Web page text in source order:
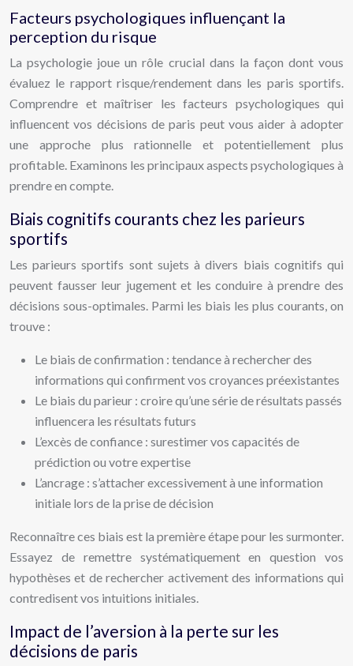
Facteurs psychologiques influençant la
perception du risque
La psychologie joue un rôle crucial dans la façon dont vous
évaluez le rapport risque/rendement dans les paris sportifs.
Comprendre et maîtriser les facteurs psychologiques qui
influencent vos décisions de paris peut vous aider à adopter
une approche plus rationnelle et potentiellement plus
profitable. Examinons les principaux aspects psychologiques à
prendre en compte.
Biais cognitifs courants chez les parieurs
sportifs
Les parieurs sportifs sont sujets à divers biais cognitifs qui
peuvent fausser leur jugement et les conduire à prendre des
décisions sous-optimales. Parmi les biais les plus courants, on
trouve :
Le biais de confirmation : tendance à rechercher des
informations qui confirment vos croyances préexistantes
Le biais du parieur : croire qu’une série de résultats passés
influencera les résultats futurs
L’excès de confiance : surestimer vos capacités de
prédiction ou votre expertise
L’ancrage : s’attacher excessivement à une information
initiale lors de la prise de décision
Reconnaître ces biais est la première étape pour les surmonter.
Essayez de remettre systématiquement en question vos
hypothèses et de rechercher activement des informations qui
contredisent vos intuitions initiales.
Impact de l’aversion à la perte sur les
décisions de paris